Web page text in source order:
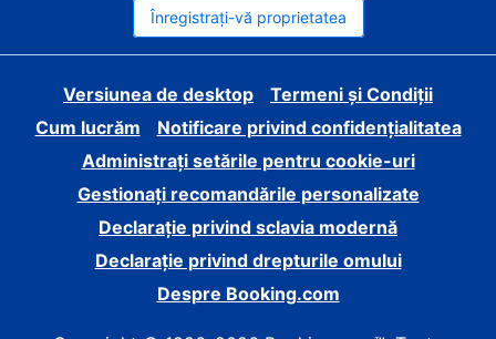
Înregistrați-vă proprietatea
Versiunea de desktop
Termeni și Condiții
Cum lucrăm
Notificare privind confidențialitatea
Administrați setările pentru cookie-uri
Gestionați recomandările personalizate
Declarație privind sclavia modernă
Declarație privind drepturile omului
Despre Booking.com